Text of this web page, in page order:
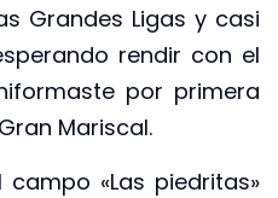
Grandes Ligas y casi
rendir con el
por primera
Mariscal.
«Las piedritas»